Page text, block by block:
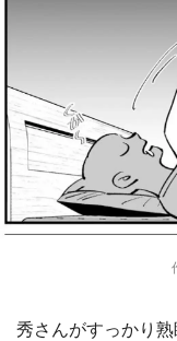
秀さんがすっかり